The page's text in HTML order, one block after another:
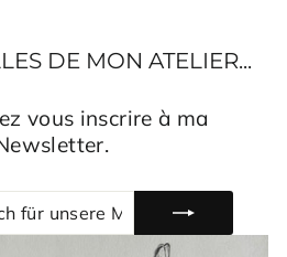
DE MON ATELIER...
vous inscrire à ma
MELDEN
SIE
SICH
ABONNIEREN